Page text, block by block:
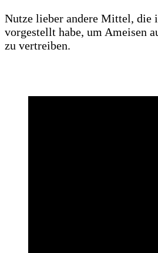
Nutze lieber andere Mittel, die
vorgestellt habe, um Ameisen
zu vertreiben.